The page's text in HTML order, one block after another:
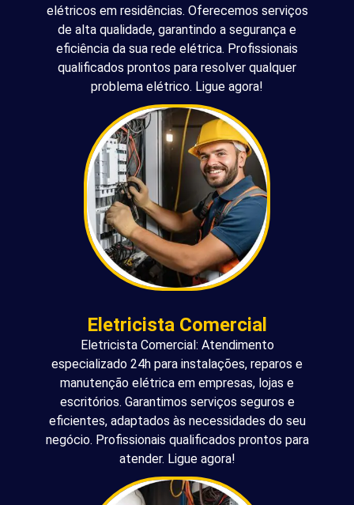
elétricos em residências. Oferecemos serviços
de alta qualidade, garantindo a segurança e
eficiência da sua rede elétrica. Profissionais
qualificados prontos para resolver qualquer
problema elétrico. Ligue agora!
Eletricista Comercial
Eletricista Comercial: Atendimento
especializado 24h para instalações, reparos e
manutenção elétrica em empresas, lojas e
escritórios. Garantimos serviços seguros e
eficientes, adaptados às necessidades do seu
negócio. Profissionais qualificados prontos para
atender. Ligue agora!